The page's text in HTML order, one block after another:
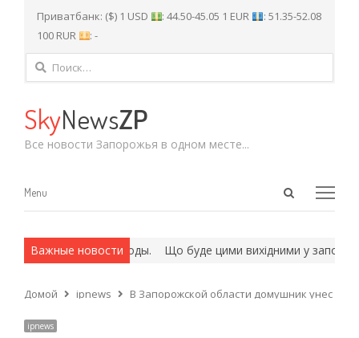
Приватбанк: ($) 1 USD : 44.50-45.05 1 EUR
: 51.35-52.08
100 RUR
: -
Найти:
SkyNewsZP
Все новости Запорожья в одном месте...
Open
Menu
Menu
Важные новости
и армейские методы. Що буде цими вихідними у
Домой ipnews В Запорожской области домушник унес
ipnews